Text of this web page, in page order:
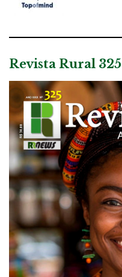
Revista Rural 325